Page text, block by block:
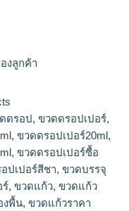
งลูกค้า
ดรอปเปอร์, ขวดดรอป
ปเปอร์20ml, ขวดดรอป
ปเปอร์ซื้อที่ไหน, ขวดดร
ดบรรจุรองพื้น, ขวดรอง
ก้วขายส่ง, ขวดแก้วดร
รงงาน, ขวดแก้วเปล่า,
ายขวดแก้วสวยๆ, ขายส่ง
แก้ว, ขายส่งขวดแก้ว
ดรอป, ขวดดรอปเปอร์,
, ขวดดรอปเปอร์20ml,
, ขวดดรอปเปอร์ซื้อ
ปเปอร์สีชา, ขวดบรรจุ
ร์, ขวดแก้ว, ขวดแก้ว
งพื้น, ขวดแก้วราคา